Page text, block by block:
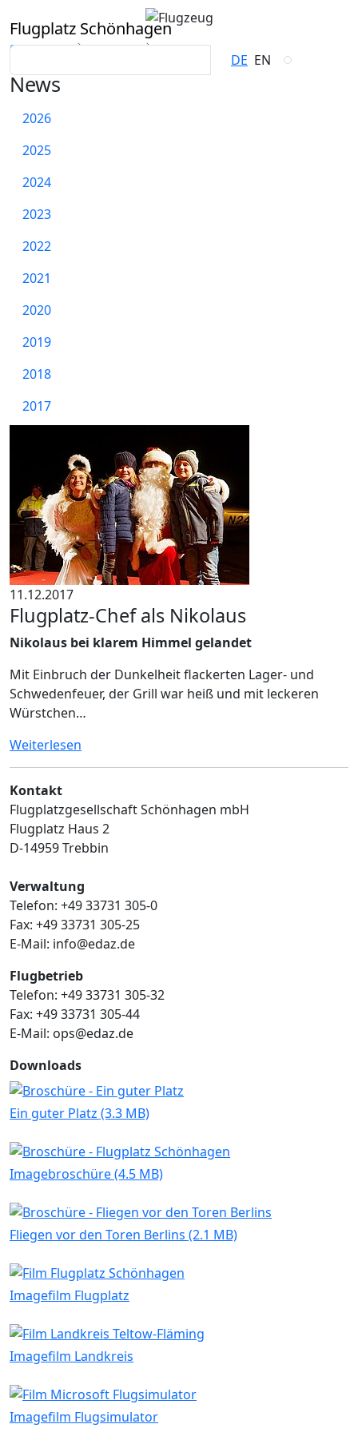
Flugplatz Schönhagen
DE EN
Startseite Service News
News
2026
2025
2024
2023
2022
2021
2020
2019
2018
2017
11.12.2017
Flugplatz-Chef als Nikolaus
Nikolaus bei klarem Himmel gelandet
Mit Einbruch der Dunkelheit flackerten Lager- und
Schwedenfeuer, der Grill war heiß und mit leckeren
Würstchen…
Weiterlesen
Kontakt
Flugplatzgesellschaft Schönhagen mbH
Flugplatz Haus 2
D-14959 Trebbin
Verwaltung
Telefon: +49 33731 305-0
Fax: +49 33731 305-25
E-Mail: info@edaz.de
Flugbetrieb
Telefon: +49 33731 305-32
Fax: +49 33731 305-44
E-Mail: ops@edaz.de
Downloads
Ein guter Platz (3.3 MB)
Imagebroschüre (4.5 MB)
Fliegen vor den Toren Berlins (2.1 MB)
Imagefilm Flugplatz
Imagefilm Landkreis
Imagefilm Flugsimulator